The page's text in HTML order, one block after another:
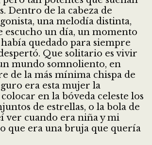
Dentro de la cabeza de
una melodía distinta,
escucho un día, un momento
quedado para siempre
Que solitario es vivir
mundo somnoliento, en
de la más mínima chispa de
era esta mujer la
en la bóveda celeste los
de estrellas, o la bola de
ver cuando era niña y mi
que era una bruja que quería